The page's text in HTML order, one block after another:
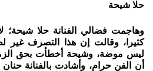
حلا شيحة
وهاجمت فضالي الفنانة حلا شيحة؛
كثيرا، وقالت إن هذا التصرف غير
ليس موضة، وشيحة أخطأت بحق
أن الفن حرام، وأشادت بالفنانة